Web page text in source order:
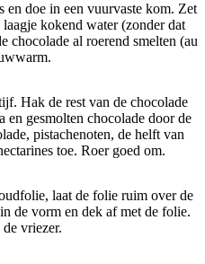
en doe in een vuurvaste kom. Zet
kokend water (zonder dat
chocolade al roerend smelten (au
Hak de rest van de chocolade
en gesmolten chocolade door de
pistachenoten, de helft van
toe. Roer goed om.
laat de folie ruim over de
de vorm en dek af met de folie.
vriezer.